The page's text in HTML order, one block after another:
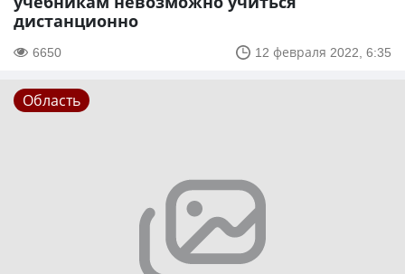
дистанционно
6650 12 февраля 2022, 6:35
Область